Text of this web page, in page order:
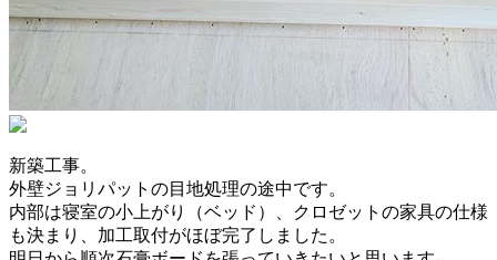
新築工事。
外壁ジョリパットの目地処理の途中です。
内部は寝室の小上がり（ベッド）、クロゼットの家具の仕様
も決まり、加工取付がほぼ完了しました。